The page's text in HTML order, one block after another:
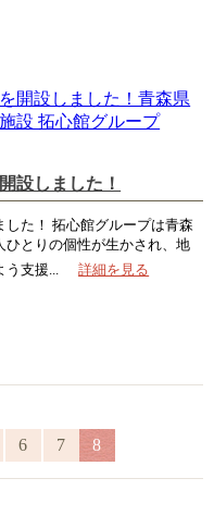
設しました！
た！ 拓心館グループは青森
ひとりの個性が生かされ、地
う支援...
詳細を見る
6 7 8